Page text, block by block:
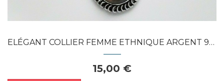
ELÉGANT COLLIER FEMME ETHNIQUE ARGENT 925...
15,00 €